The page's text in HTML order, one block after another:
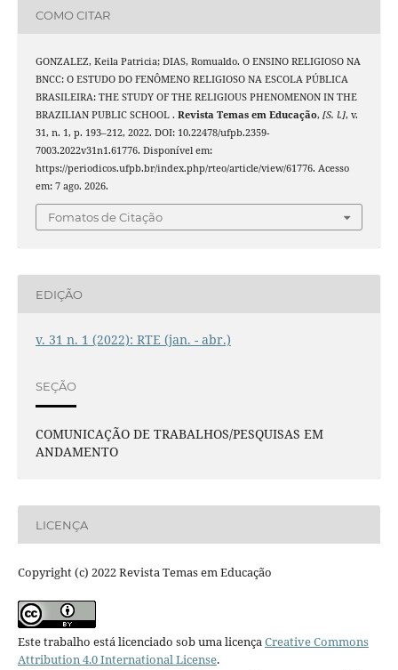
COMO CITAR
GONZALEZ, Keila Patricia; DIAS, Romualdo. O ENSINO RELIGIOSO NA
BNCC: O ESTUDO DO FENÔMENO RELIGIOSO NA ESCOLA PÚBLICA
BRASILEIRA: THE STUDY OF THE RELIGIOUS PHENOMENON IN THE
BRAZILIAN PUBLIC SCHOOL . Revista Temas em Educação, [S. l.], v.
31, n. 1, p. 193–212, 2022. DOI: 10.22478/ufpb.2359-
7003.2022v31n1.61776. Disponível em:
https://periodicos.ufpb.br/index.php/rteo/article/view/61776. Acesso
em: 7 ago. 2026.
Fomatos de Citação
EDIÇÃO
v. 31 n. 1 (2022): RTE (jan. - abr.)
SEÇÃO
COMUNICAÇÃO DE TRABALHOS/PESQUISAS EM
ANDAMENTO
LICENÇA
Copyright (c) 2022 Revista Temas em Educação
Este trabalho está licenciado sob uma licençaCreative Commons
Attribution 4.0 International License.